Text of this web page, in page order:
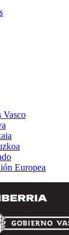
Vasco
Europea